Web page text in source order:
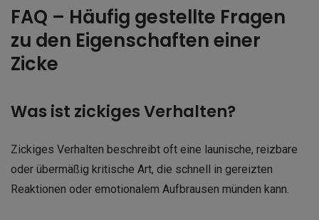
FAQ – Häufig gestellte Fragen
zu den Eigenschaften einer
Zicke
Was ist zickiges Verhalten?
Zickiges Verhalten beschreibt oft eine launische, reizbare
oder übermäßig kritische Art, die schnell in gereizten
Reaktionen oder emotionalem Aufbrausen münden kann.